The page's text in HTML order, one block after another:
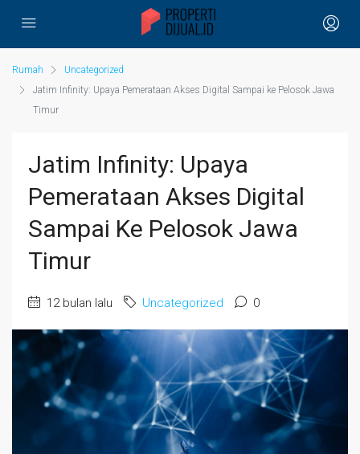
Rumah
Uncategorized
Jatim Infinity: Upaya Pemerataan Akses Digital Sampai ke Pelosok Jawa
Timur
Jatim Infinity: Upaya
Pemerataan Akses Digital
Sampai Ke Pelosok Jawa
Timur
12 bulan lalu Uncategorized 0